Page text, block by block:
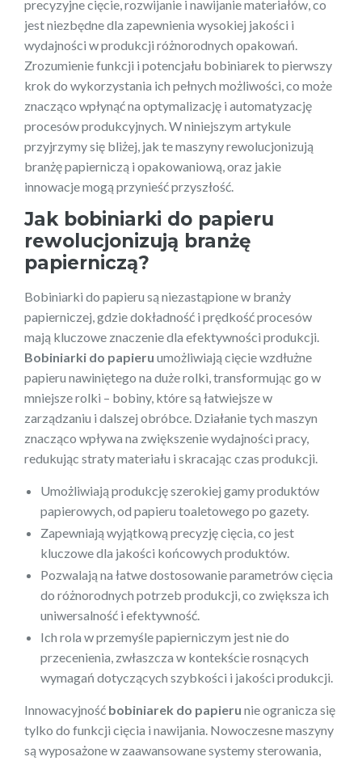
precyzyjne cięcie, rozwijanie i nawijanie materiałów, co
jest niezbędne dla zapewnienia wysokiej jakości i
wydajności w produkcji różnorodnych opakowań.
Zrozumienie funkcji i potencjału bobiniarek to pierwszy
krok do wykorzystania ich pełnych możliwości, co może
znacząco wpłynąć na optymalizację i automatyzację
procesów produkcyjnych. W niniejszym artykule
przyjrzymy się bliżej, jak te maszyny rewolucjonizują
branżę papierniczą i opakowaniową, oraz jakie
innowacje mogą przynieść przyszłość.
Jak bobiniarki do papieru
rewolucjonizują branżę
papierniczą?
Bobiniarki do papieru są niezastąpione w branży
papierniczej, gdzie dokładność i prędkość procesów
mają kluczowe znaczenie dla efektywności produkcji.
Bobiniarki do papieru umożliwiają cięcie wzdłużne
papieru nawiniętego na duże rolki, transformując go w
mniejsze rolki – bobiny, które są łatwiejsze w
zarządzaniu i dalszej obróbce. Działanie tych maszyn
znacząco wpływa na zwiększenie wydajności pracy,
redukując straty materiału i skracając czas produkcji.
Umożliwiają produkcję szerokiej gamy produktów
papierowych, od papieru toaletowego po gazety.
Zapewniają wyjątkową precyzję cięcia, co jest
kluczowe dla jakości końcowych produktów.
Pozwalają na łatwe dostosowanie parametrów cięcia
do różnorodnych potrzeb produkcji, co zwiększa ich
uniwersalność i efektywność.
Ich rola w przemyśle papierniczym jest nie do
przecenienia, zwłaszcza w kontekście rosnących
wymagań dotyczących szybkości i jakości produkcji.
Innowacyjność bobiniarek do papieru nie ogranicza się
tylko do funkcji cięcia i nawijania. Nowoczesne maszyny
są wyposażone w zaawansowane systemy sterowania,